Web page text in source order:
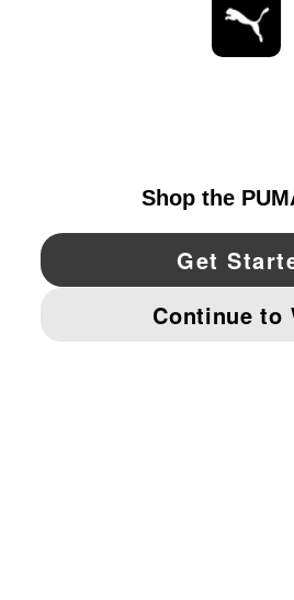
YouTube Twitter Pinterest